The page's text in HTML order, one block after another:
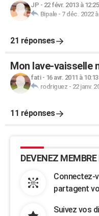
JP - 22 févr. 2013 à 12:25
Bipale- 7 déc. 2022
21 réponses
Mon lave-vaisselle
fati- 16 avr. 2011 à 10:13
rodriguez - 22 janv.
11 réponses
DEVENEZ
Connectez-
partagent
Suivez vos